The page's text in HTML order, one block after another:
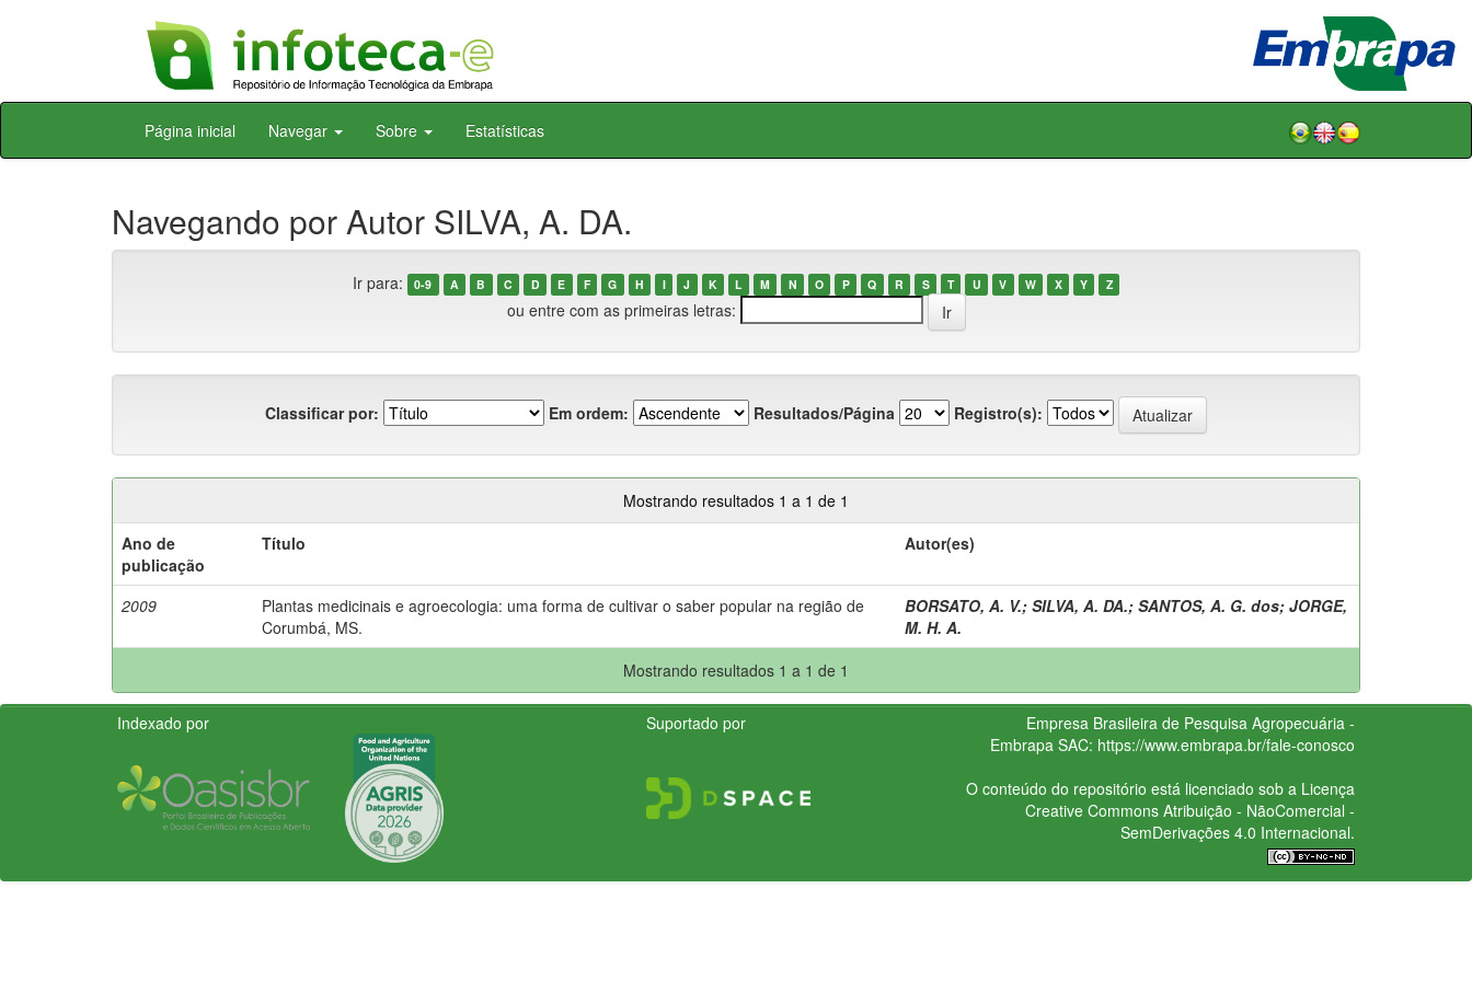
Skip
Página inicial Navegar Sobre Estatísticas
Navegando por Autor SILVA, A. DA.
Ir para: 0-9 A B C D E F G H I J K L M N O P Q R S T U V W X Y Z
ou entre com as primeiras letras:
Classificar por: Em ordem: Resultados/Página Registro(s):
Mostrando resultados 1 a 1 de 1
Ano de
publicação
Título Autor(es)
2009
Plantas medicinais e agroecologia: uma forma de cultivar o saber popular na região de
Corumbá, MS.
BORSATO, A. V.; SILVA, A. DA.; SANTOS, A. G. dos; JORGE,
M. H. A.
Mostrando resultados 1 a 1 de 1
Indexado por Suportado por
Empresa Brasileira de Pesquisa Agropecuária -
Embrapa SAC: https://www.embrapa.br/fale-conosco
O conteúdo do repositório está licenciado sob a Licença
Creative CommonsAtribuição - NãoComercial -
SemDerivações 4.0 Internacional.